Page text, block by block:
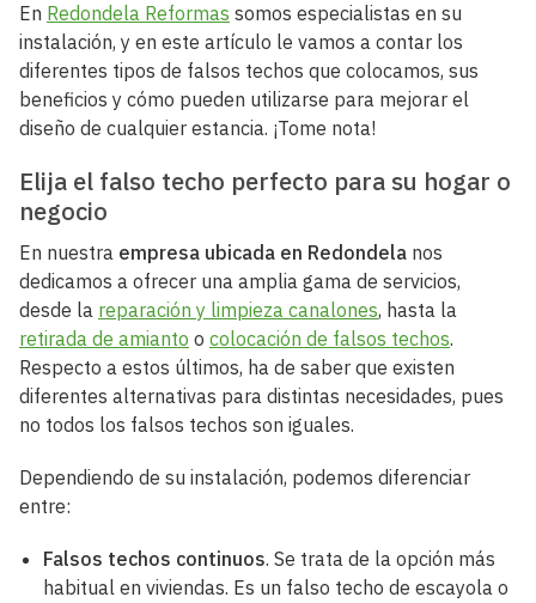
En Redondela Reformas somos especialistas en su
instalación, y en este artículo le vamos a contar los
diferentes tipos de falsos techos que colocamos, sus
beneficios y cómo pueden utilizarse para mejorar el
diseño de cualquier estancia. ¡Tome nota!
Elija el falso techo perfecto para su hogar o
negocio
En nuestra empresa ubicada en Redondela nos
dedicamos a ofrecer una amplia gama de servicios,
desde la reparación y limpieza canalones, hasta la
retirada de amianto o colocación de falsos techos.
Respecto a estos últimos, ha de saber que existen
diferentes alternativas para distintas necesidades, pues
no todos los falsos techos son iguales.
Dependiendo de su instalación, podemos diferenciar
entre:
Falsos techos continuos. Se trata de la opción más
habitual en viviendas. Es un falso techo de escayola o